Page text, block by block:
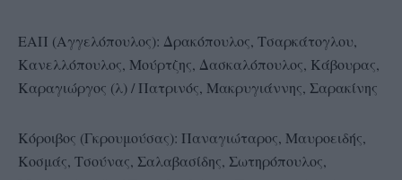
ΕΑΠ (Αγγελόπουλος): Δρακόπουλος, Τσαρκάτογλου,
Κανελλόπουλος, Μούρτζης, Δασκαλόπουλος, Κάβουρας,
Καραγιώργος (λ) / Πατρινός, Μακρυγιάννης, Σαρακίνης
Κόροιβος (Γκρουμούσας): Παναγιώταρος, Μαυροειδής,
Κοσμάς, Τσούνας, Σαλαβασίδης, Σωτηρόπουλος,